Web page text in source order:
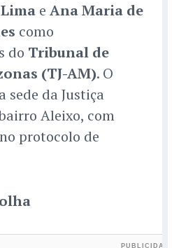
e Ana Maria de
como
do Tribunal de
(TJ-AM). O
sede da Justiça
Aleixo, com
protocolo de